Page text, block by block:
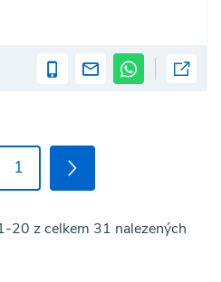
1
20 z celkem 31 nalezených